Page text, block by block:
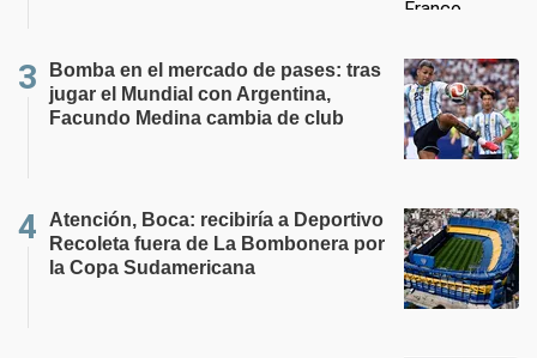
Bomba en el mercado de pases: tras
jugar el Mundial con Argentina,
Facundo Medina cambia de club
Atención, Boca: recibiría a Deportivo
Recoleta fuera de La Bombonera por
la Copa Sudamericana